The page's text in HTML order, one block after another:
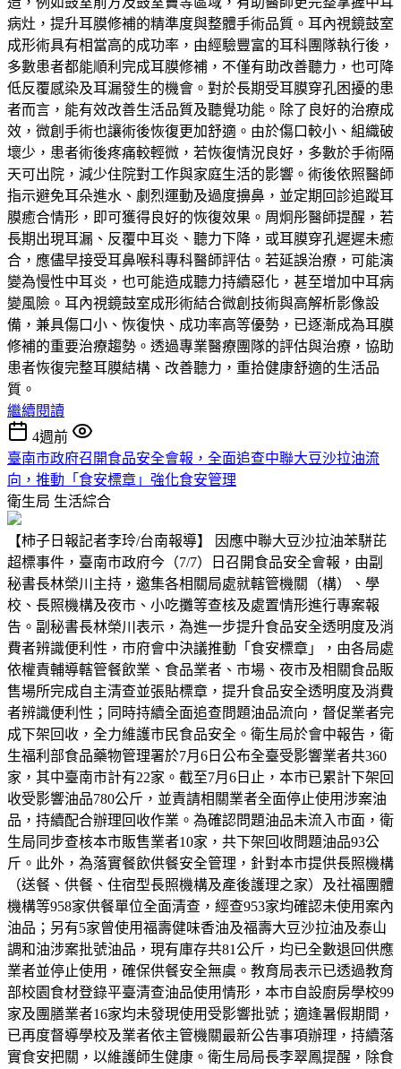
病灶，提升耳膜修補的精準度與整體手術品質。耳內視鏡鼓室
成形術具有相當高的成功率，由經驗豐富的耳科團隊執行後，
多數患者都能順利完成耳膜修補，不僅有助改善聽力，也可降
低反覆感染及耳漏發生的機會。對於長期受耳膜穿孔困擾的患
者而言，能有效改善生活品質及聽覺功能。除了良好的治療成
效，微創手術也讓術後恢復更加舒適。由於傷口較小、組織破
壞少，患者術後疼痛較輕微，若恢復情況良好，多數於手術隔
天可出院，減少住院對工作與家庭生活的影響。術後依照醫師
指示避免耳朵進水、劇烈運動及過度擤鼻，並定期回診追蹤耳
膜癒合情形，即可獲得良好的恢復效果。周炯彤醫師提醒，若
長期出現耳漏、反覆中耳炎、聽力下降，或耳膜穿孔遲遲未癒
合，應儘早接受耳鼻喉科專科醫師評估。若延誤治療，可能演
變為慢性中耳炎，也可能造成聽力持續惡化，甚至增加中耳病
變風險。耳內視鏡鼓室成形術結合微創技術與高解析影像設
備，兼具傷口小、恢復快、成功率高等優勢，已逐漸成為耳膜
修補的重要治療趨勢。透過專業醫療團隊的評估與治療，協助
患者恢復完整耳膜結構、改善聽力，重拾健康舒適的生活品
質。
繼續閱讀
4週前
臺南市政府召開食品安全會報，全面追查中聯大豆沙拉油流
向，推動「食安標章」強化食安管理
衛生局 生活綜合
【柿子日報記者李玲/台南報導】 因應中聯大豆沙拉油苯駢芘
超標事件，臺南市政府今（7/7）日召開食品安全會報，由副
秘書長林榮川主持，邀集各相關局處就轄管機關（構）、學
校、長照機構及夜市、小吃攤等查核及處置情形進行專案報
告。副秘書長林榮川表示，為進一步提升食品安全透明度及消
費者辨識便利性，市府會中決議推動「食安標章」，由各局處
依權責輔導轄管餐飲業、食品業者、市場、夜市及相關食品販
售場所完成自主清查並張貼標章，提升食品安全透明度及消費
者辨識便利性；同時持續全面追查問題油品流向，督促業者完
成下架回收，全力維護市民食品安全。衛生局於會中報告，衛
生福利部食品藥物管理署於7月6日公布全臺受影響業者共360
家，其中臺南市計有22家。截至7月6日止，本市已累計下架回
收受影響油品780公斤，並責請相關業者全面停止使用涉案油
品，持續配合辦理回收作業。為確認問題油品未流入市面，衛
生局同步查核本市販售業者10家，共下架回收問題油品93公
斤。此外，為落實餐飲供餐安全管理，針對本市提供長照機構
（送餐、供餐、住宿型長照機構及產後護理之家）及社福團體
機構等958家供餐單位全面清查，經查953家均確認未使用案內
油品；另有5家曾使用福壽健味香油及福壽大豆沙拉油及泰山
調和油涉案批號油品，現有庫存共81公斤，均已全數退回供應
業者並停止使用，確保供餐安全無虞。教育局表示已透過教育
部校園食材登錄平臺清查油品使用情形，本市自設廚房學校99
家及團膳業者16家均未發現使用受影響批號；適逢暑假期間，
已再度督導學校及業者依主管機關最新公告事項辦理，持續落
實食安把關，以維護師生健康。衛生局局長李翠鳳提醒，除食